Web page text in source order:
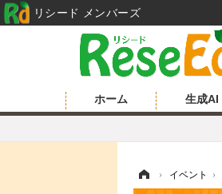
ホーム 生成AI
› イベント ›
リシード メンバーズ